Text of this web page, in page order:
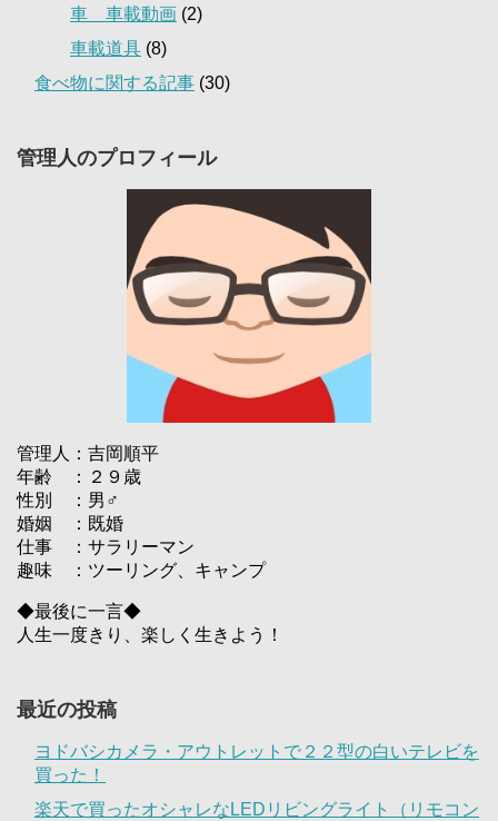
車 車載動画 (2)
車載道具 (8)
食べ物に関する記事 (30)
管理人のプロフィール
管理人：吉岡順平
年齢 ：２９歳
性別 ：男♂
婚姻 ：既婚
仕事 ：サラリーマン
趣味 ：ツーリング、キャンプ
◆最後に一言◆
人生一度きり、楽しく生きよう！
最近の投稿
ヨドバシカメラ・アウトレットで２２型の白いテレビを
買った！
楽天で買ったオシャレなLEDリビングライト（リモコン